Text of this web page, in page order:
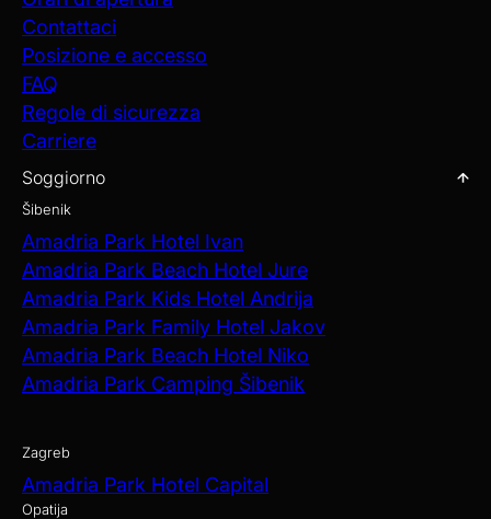
Contattaci
Posizione e accesso
FAQ
Regole di sicurezza
Carriere
Soggiorno
Šibenik
Amadria Park Hotel Ivan
Amadria Park Beach Hotel Jure
Amadria Park Kids Hotel Andrija
Amadria Park Family Hotel Jakov
Amadria Park Beach Hotel Niko
Amadria Park Camping Šibenik
Zagreb
Amadria Park Hotel Capital
Opatija